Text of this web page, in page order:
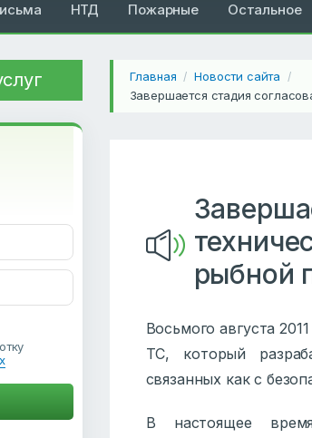
НТД Пожарные Остальное
Главная / Новости сайта /
Завершается стадия
рыбной
Восьмого августа
ТС, который
связанных как с
В настоящее